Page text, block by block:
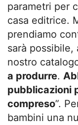
parametri per
casa editrice.
prendiamo
sarà possibile,
nostro
a produrre.
pubblicazioni
compreso”.
bambini una